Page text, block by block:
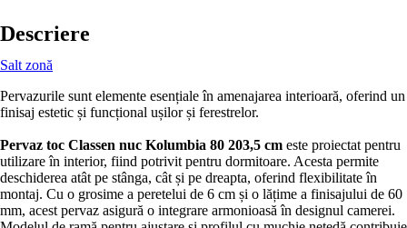
Descriere
Salt zonă
Pervazurile sunt elemente esențiale în amenajarea interioară, oferind un
finisaj estetic și funcțional ușilor și ferestrelor.
Pervaz toc Classen nuc Kolumbia 80 203,5 cm este proiectat pentru
utilizare în interior, fiind potrivit pentru dormitoare. Acesta permite
deschiderea atât pe stânga, cât și pe dreapta, oferind flexibilitate în
montaj. Cu o grosime a peretelui de 6 cm și o lățime a finisajului de 60
mm, acest pervaz asigură o integrare armonioasă în designul camerei.